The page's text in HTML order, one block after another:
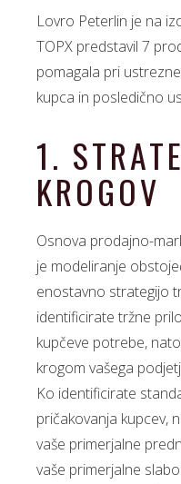
Lovro Peterlin je na
TOPX predstavil 7
pomagala pri
kupca in posledično
1.
KROGOV
Osnova prodajno-
je modeliranje
enostavno strategijo
identificirate tržne
kupčeve potrebe,
krogom vašega
Ko identificirate
pričakovanja kupcev,
vaše primerjalne
vaše primerjalne